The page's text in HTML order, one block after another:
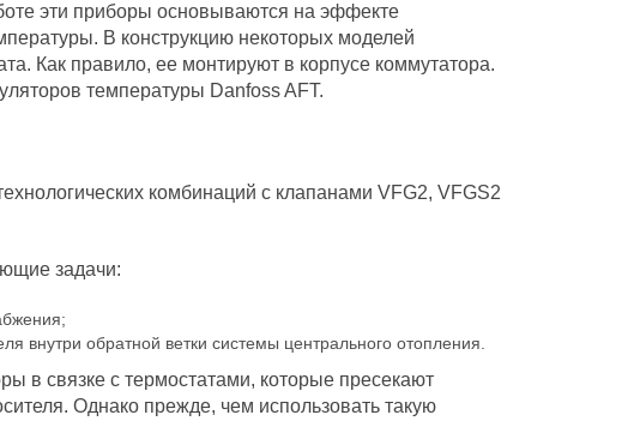
эти приборы основываются на эффекте
В конструкцию некоторых моделей
Как правило, ее монтируют в корпусе коммутатора.
температуры Danfoss AFT.
комбинаций с клапанами VFG2, VFGS2
задачи:
внутри обратной ветки системы центрального отопления.
в связке с термостатами, которые пресекают
Однако прежде, чем использовать такую